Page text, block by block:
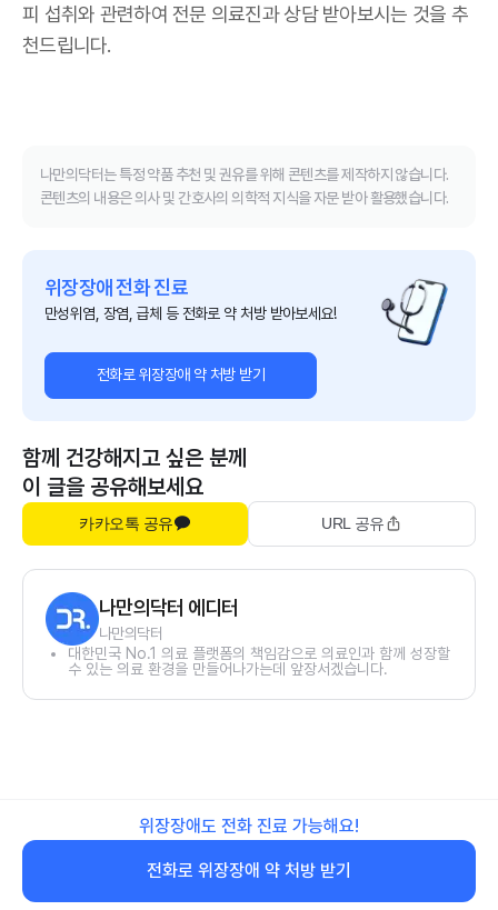
피 섭취와 관련하여 전문 의료진과 상담 받아보시는 것을 추
천드립니다.
나만의닥터는 특정 약품 추천 및 권유를 위해 콘텐츠를 제작하지 않습니다.
콘텐츠의 내용은 의사 및 간호사의 의학적 지식을 자문 받아 활용했습니다.
위장장애 전화 진료
만성위염, 장염, 급체 등 전화로 약 처방 받아보세요!
전화로 위장장애 약 처방 받기
함께 건강해지고 싶은 분께
이 글을 공유해보세요
카카오톡 공유 URL 공유
나만의닥터 에디터
나만의닥터
대한민국 No.1 의료 플랫폼의 책임감으로 의료인과 함께 성장할
수 있는 의료 환경을 만들어나가는데 앞장서겠습니다.
위장장애도 전화 진료 가능해요!
전화로 위장장애 약 처방 받기